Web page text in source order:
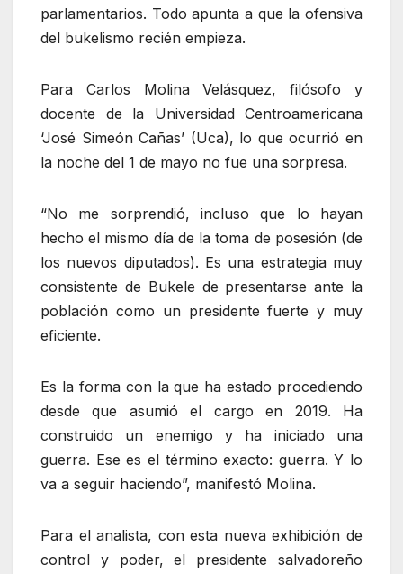
parlamentarios. Todo apunta a que la ofensiva
del bukelismo recién empieza.
Para Carlos Molina Velásquez, filósofo y
docente de la Universidad Centroamericana
‘José Simeón Cañas’ (Uca), lo que ocurrió en
la noche del 1 de mayo no fue una sorpresa.
“No me sorprendió, incluso que lo hayan
hecho el mismo día de la toma de posesión (de
los nuevos diputados). Es una estrategia muy
consistente de Bukele de presentarse ante la
población como un presidente fuerte y muy
eficiente.
Es la forma con la que ha estado procediendo
desde que asumió el cargo en 2019. Ha
construido un enemigo y ha iniciado una
guerra. Ese es el término exacto: guerra. Y lo
va a seguir haciendo”, manifestó Molina.
Para el analista, con esta nueva exhibición de
control y poder, el presidente salvadoreño